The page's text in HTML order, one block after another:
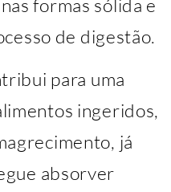
formas sólida e
de digestão.
para uma
ingeridos,
já
absorver